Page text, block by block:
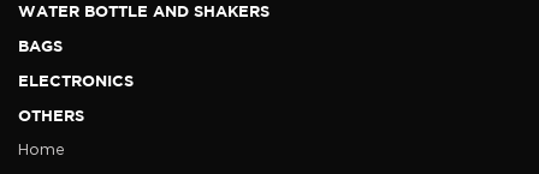
WATER BOTTLE AND SHAKERS
BAGS
ELECTRONICS
OTHERS
Home